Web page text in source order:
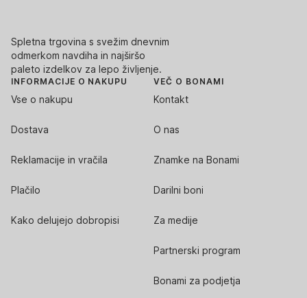
Spletna trgovina s svežim dnevnim
odmerkom navdiha in najširšo
paleto izdelkov za lepo življenje.
INFORMACIJE O NAKUPU
Vse o nakupu
Dostava
Reklamacije in vračila
Plačilo
Kako delujejo dobropisi
VEČ O BONAMI
Kontakt
O nas
Znamke na Bonami
Darilni boni
Za medije
Partnerski program
Bonami za podjetja